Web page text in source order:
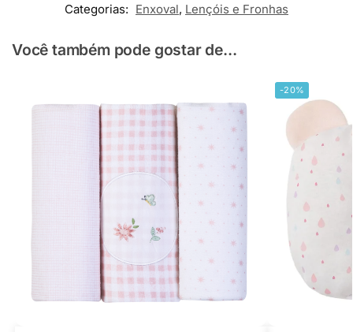
Categorias: Enxoval, Lençóis e Fronhas
Você também pode gostar de...
-20%